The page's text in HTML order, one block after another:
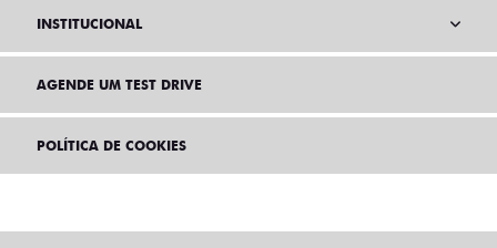
INSTITUCIONAL
AGENDE UM TEST DRIVE
POLÍTICA DE COOKIES